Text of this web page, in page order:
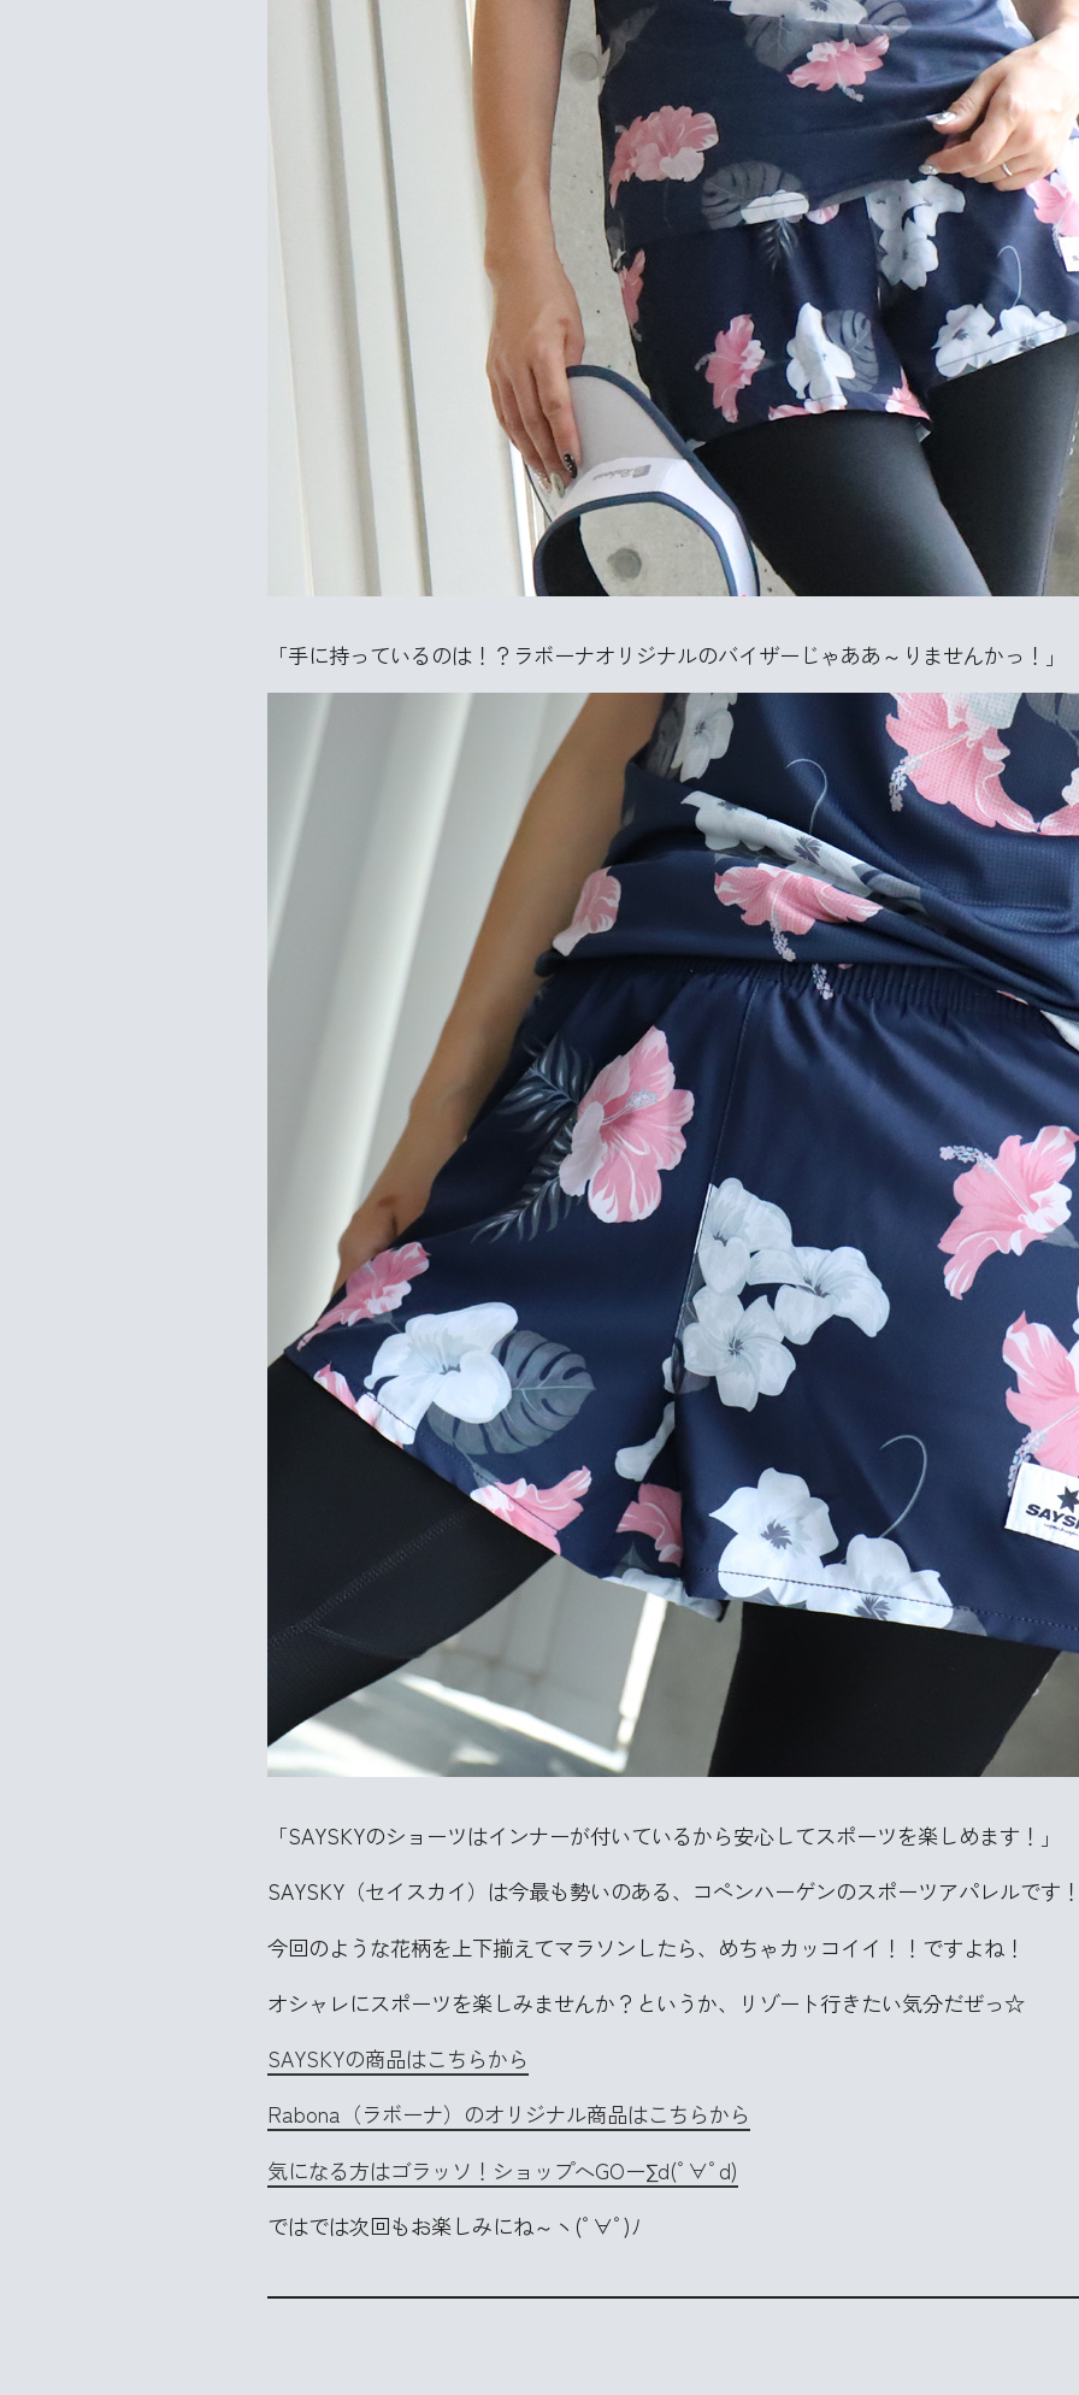
「手に持っているのは！？ラボーナオリジナルのバイザーじゃああ～りませんかっ！」
「SAYSKYのショーツはインナーが付いているから安心してスポーツを楽しめます！」
SAYSKY（セイスカイ）は今最も勢いのある、コペンハーゲンのスポーツアパレルです
今回のような花柄を上下揃えてマラソンしたら、めちゃカッコイイ！！ですよね！
オシャレにスポーツを楽しみませんか？というか、リゾート行きたい気分だぜっ☆
SAYSKYの商品はこちらから
Rabona（ラボーナ）のオリジナル商品はこちらから
気になる方はゴラッソ！ショップへGOー∑d(ﾟ∀ﾟd)
ではでは次回もお楽しみにね～ヽ(ﾟ∀ﾟ)ﾉ